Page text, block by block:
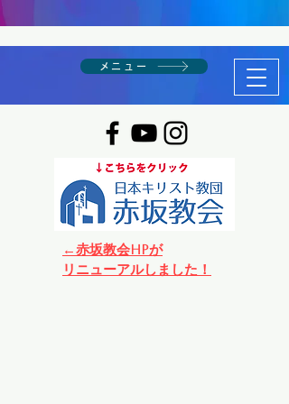
メニュー
←赤坂教会HPが
リニューアルしました！